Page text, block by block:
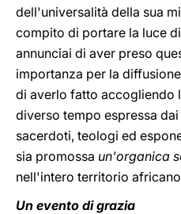
dell'universalità della sua
compito di portare la luce
annunciai di aver preso
importanza per la
di averlo fatto accogliendo
diverso tempo espressa
sacerdoti, teologi ed
sia promossa un'organica
nell'intero territorio
Un evento di grazia